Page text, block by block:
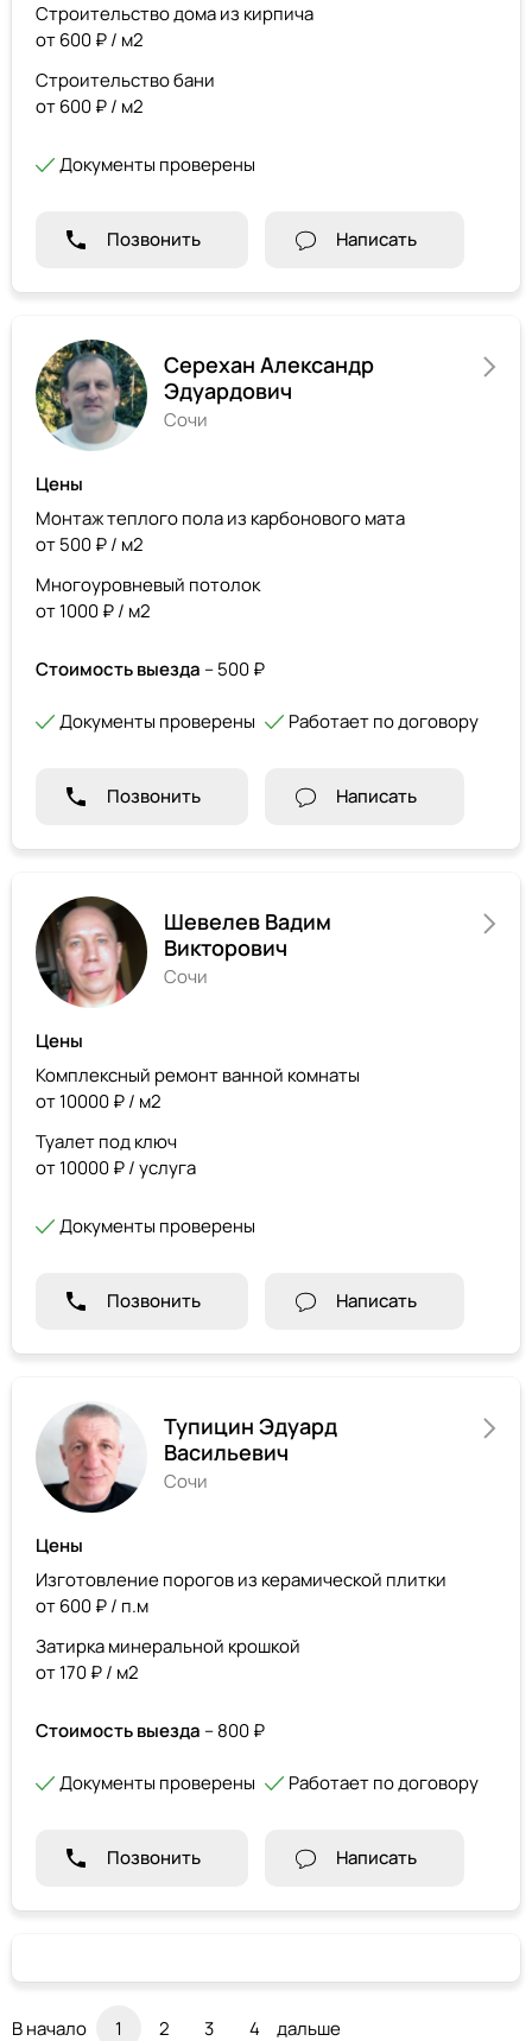
Строительство дома из кирпича
от 600 ₽ / м2
Строительство бани
от 600 ₽ / м2
Документы проверены
Позвонить Написать
Серехан Александр
Эдуардович
Сочи
Цены
Монтаж теплого пола из карбонового мата
от 500 ₽ / м2
Многоуровневый потолок
от 1000 ₽ / м2
Стоимость выезда – 500 ₽
Документы проверены Работает по договору
Позвонить Написать
Шевелев Вадим
Викторович
Сочи
Цены
Комплексный ремонт ванной комнаты
от 10000 ₽ / м2
Туалет под ключ
от 10000 ₽ / услуга
Документы проверены
Позвонить Написать
Тупицин Эдуард
Васильевич
Сочи
Цены
Изготовление порогов из керамической плитки
от 600 ₽ / п.м
Затирка минеральной крошкой
от 170 ₽ / м2
Стоимость выезда – 800 ₽
Документы проверены Работает по договору
Позвонить Написать
В начало 1 2 3 4 дальше